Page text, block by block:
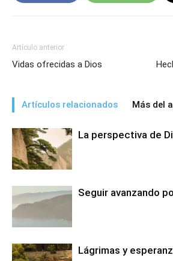
Artículo anterior
Vidas ofrecidas a Dios
Artículos relacionados Más del
La perspectiva de
Seguir avanzando
Lágrimas y